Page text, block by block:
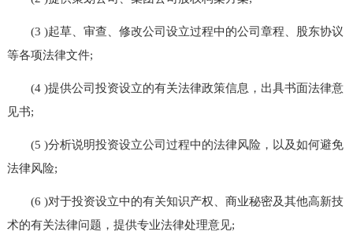
(3 )起草、审查、修改公司设立过程中的公司章程、股东协议
等各项法律文件;
(4 )提供公司投资设立的有关法律政策信息，出具书面法律意
见书;
(5 )分析说明投资设立公司过程中的法律风险，以及如何避免
法律风险;
(6 )对于投资设立中的有关知识产权、商业秘密及其他高新技
术的有关法律问题，提供专业法律处理意见;